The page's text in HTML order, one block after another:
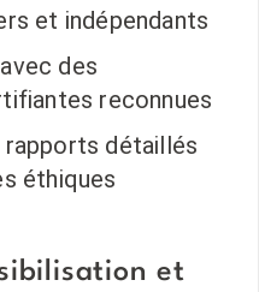
et indépendants
des
reconnues
rapports détaillés
éthiques
et